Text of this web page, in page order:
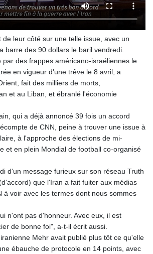
de leur côté sur une telle issue, avec un
barre des 90 dollars le baril vendredi.
par des frappes américano-israéliennes le
en vigueur d'une trêve le 8 avril, a
fait des milliers de morts,
et au Liban, et ébranlé l'économie
qui a déjà annoncé 39 fois un accord
de CNN, peine à trouver une issue à
à l'approche des élections de mi-
et en plein Mondial de football co-organisé
d'un message furieux sur son réseau Truth
que l'Iran a fait fuiter aux médias
à voir avec les termes dont nous sommes
n'ont pas d'honneur. Avec eux, il est
de bonne foi", a-t-il écrit aussi.
Mehr avait publié plus tôt ce qu'elle
ébauche de protocole en 14 points, avec